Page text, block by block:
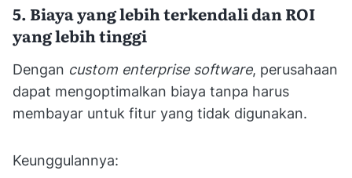
5. Biaya yang lebih terkendali dan ROI
yang lebih tinggi
Dengan custom enterprise software, perusahaan
dapat mengoptimalkan biaya tanpa harus
membayar untuk fitur yang tidak digunakan.
Keunggulannya: